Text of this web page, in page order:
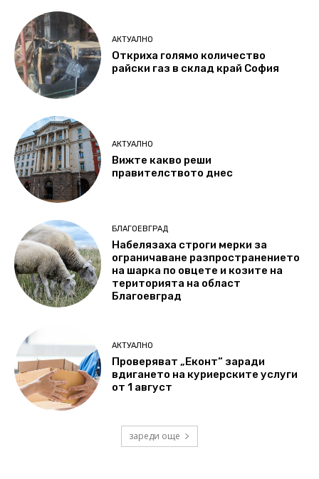
АКТУАЛНО
Откриха голямо количество
райски газ в склад край София
АКТУАЛНО
Вижте какво реши
правителството днес
БЛАГОЕВГРАД
Набелязаха строги мерки за
ограничаване разпространението
на шарка по овцете и козите на
територията на област
Благоевград
АКТУАЛНО
Проверяват „Еконт“ заради
вдигането на куриерските услуги
от 1 август
зареди още